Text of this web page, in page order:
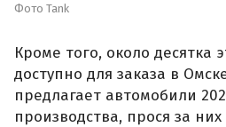
Фото Tank
Кроме того, около десятка
доступно для заказа в
предлагает автомобили
производства, прося за